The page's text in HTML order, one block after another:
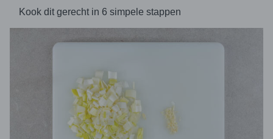
Kook dit gerecht in 6 simpele stappen